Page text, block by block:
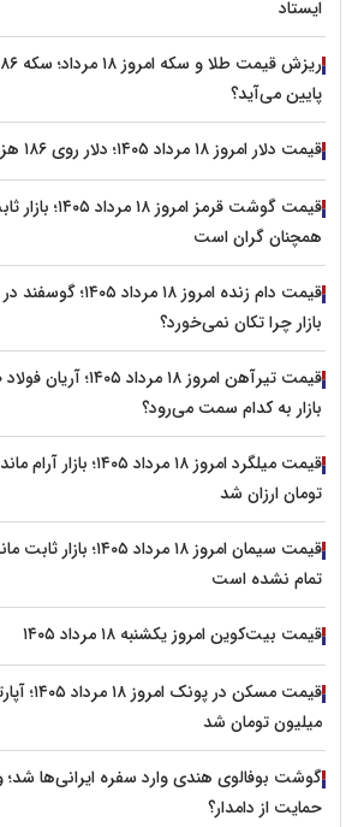
ایستاد
پایین می‌آید؟
قیمت دلار امروز ۱۸ مرداد ۱۴۰۵؛ دلار روی ۱۸۶ هزار تومان قفل شد
قیمت گوشت قرمز
همچنان گران است
بازار چرا تکان نمی‌خورد؟
بازار به کدام سمت می‌رود؟
تومان ارزان شد
قیمت سیمان امروز ۱۸ مرداد
تمام نشده است
قیمت بیت‌کوین امروز یکشنبه ۱۸ مرداد ۱۴۰۵
میلیون تومان شد
گوشت بوفالوی هندی وارد سفره ایرانی‌ها شد؛
حمایت از دامدار؟